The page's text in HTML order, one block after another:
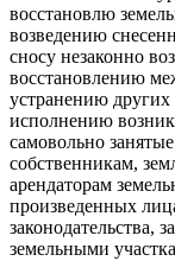
восстановлю
возведению
сносу незаконно
восстановлению
устранению
исполнению
самовольно
собственникам,
арендаторам
произведенных
законодательства,
земельными